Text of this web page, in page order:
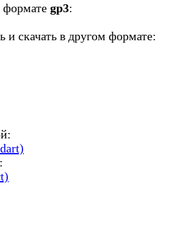
формате gp3:
и скачать в другом формате: